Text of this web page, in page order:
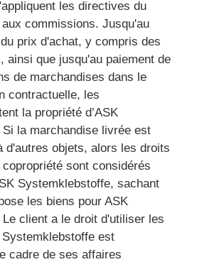
les directives du
commissions. Jusqu'au
prix d'achat, y compris des
ainsi que jusqu'au paiement de
de marchandises dans le
contractuelle, les
la propriété d’ASK
la marchandise livrée est
d'autres objets, alors les droits
sont considérés
Systemklebstoffe, sachant
les biens pour ASK
client a le droit d'utiliser les
est
cadre de ses affaires